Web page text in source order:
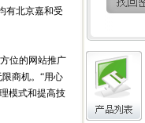
有北京嘉和受
位的网站推广
商机。“用心
模式和提高技